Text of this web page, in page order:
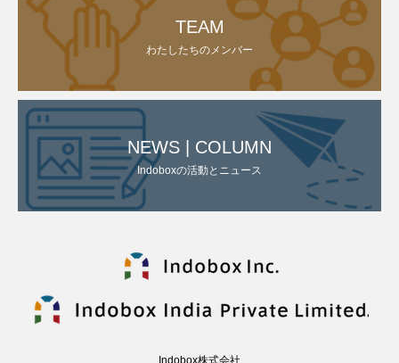
TEAM
わたしたちのメンバー
NEWS | COLUMN
Indoboxの活動とニュース